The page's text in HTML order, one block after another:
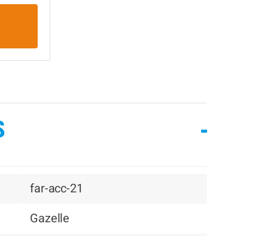
-
far-acc-21
Gazelle